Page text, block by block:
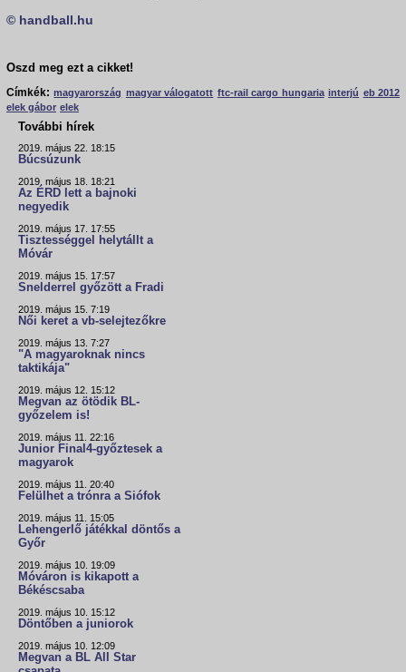
© handball.hu
Oszd meg ezt a cikket!
Címkék: magyarország magyar válogatott ftc-rail cargo hungaria interjú eb 2012
elek gábor elek
További hírek
2019. május 22. 18:15
Búcsúzunk
2019. május 18. 18:21
Az ÉRD lett a bajnoki
negyedik
2019. május 17. 17:55
Tisztességgel helytállt a
Móvár
2019. május 15. 17:57
Snelderrel győzött a Fradi
2019. május 15. 7:19
Női keret a vb-selejtezőkre
2019. május 13. 7:27
"A magyaroknak nincs
taktikája"
2019. május 12. 15:12
Megvan az ötödik BL-
győzelem is!
2019. május 11. 22:16
Junior Final4-győztesek a
magyarok
2019. május 11. 20:40
Felülhet a trónra a Siófok
2019. május 11. 15:05
Lehengerlő játékkal döntős a
Győr
2019. május 10. 19:09
Móváron is kikapott a
Békéscsaba
2019. május 10. 15:12
Döntőben a juniorok
2019. május 10. 12:09
Megvan a BL All Star